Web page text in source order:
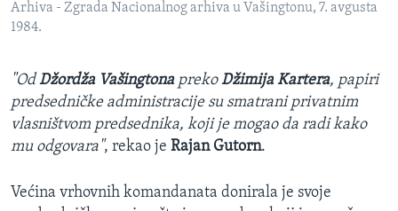
Arhiva - Zgrada Nacionalnog arhiva u Vašingtonu, 7. avgusta
1984.
"OdDžordža VašingtonaprekoDžimija Kartera, papiri
predsedničke administracije su smatrani privatnim
vlasništvom predsednika, koji je mogao da radi kako
mu odgovara", rekao je Rajan Gutorn.
Većina vrhovnih komandanata donirala je svoje